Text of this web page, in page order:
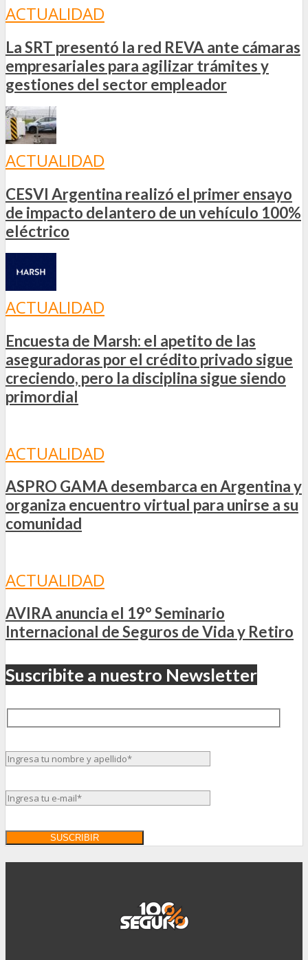
ACTUALIDAD
La SRT presentó la red REVA ante cámaras
empresariales para agilizar trámites y
gestiones del sector empleador
ACTUALIDAD
CESVI Argentina realizó el primer ensayo
de impacto delantero de un vehículo 100%
eléctrico
ACTUALIDAD
Encuesta de Marsh: el apetito de las
aseguradoras por el crédito privado sigue
creciendo, pero la disciplina sigue siendo
primordial
ACTUALIDAD
ASPRO GAMA desembarca en Argentina y
organiza encuentro virtual para unirse a su
comunidad
ACTUALIDAD
AVIRA anuncia el 19° Seminario
Internacional de Seguros de Vida y Retiro
Suscribite a nuestro Newsletter